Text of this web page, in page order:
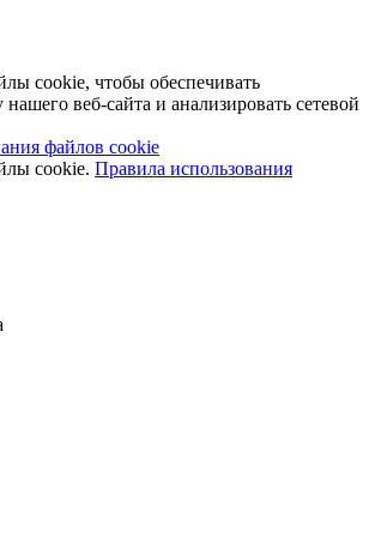
cookie, чтобы обеспечивать
веб-сайта и анализировать сетевой
файлов cookie
cookie. Правила использования